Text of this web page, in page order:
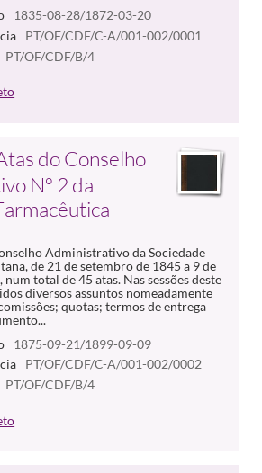
1835-08-28/1872-03-20
PT/OF/CDF/C-A/001-002/0001
PT/OF/CDF/B/4
do Conselho
Nº 2 da
Administrativo da Sociedade
de 21 de setembro de 1845 a 9 de
total de 45 atas. Nas sessões deste
diversos assuntos nomeadamente
quotas; termos de entrega
1875-09-21/1899-09-09
PT/OF/CDF/C-A/001-002/0002
PT/OF/CDF/B/4